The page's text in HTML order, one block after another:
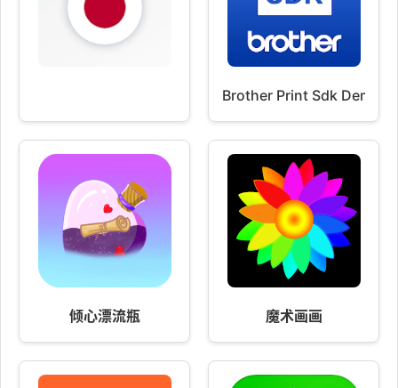
Brother Print Sdk Demo
倾心漂流瓶 魔术画画